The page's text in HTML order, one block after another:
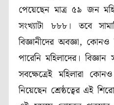
পেয়েছেন মাত্র ৫৯জন
সংখ্যাটা ৮৮৮।তবে
বিজ্ঞানীদের অবজ্ঞা, কোনও
পারেনি মহিলাদের। বিজ্ঞান
সবক্ষেত্রেই মহিলারা
নিয়েছেন শ্রেষ্ঠত্বের এই